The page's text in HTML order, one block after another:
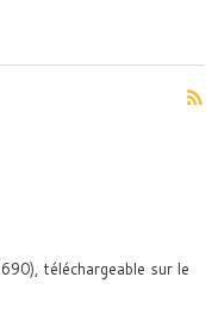
téléchargeable sur le